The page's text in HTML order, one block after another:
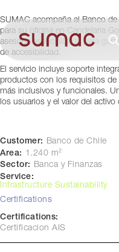
SUMAC acompaña al Banco
para su oficina en Candelaria
asesoría especializada para
de accesibilidad.
El servicio incluye soporte
productos con los requisitos
más inclusivos y funcionales.
los usuarios y el valor del activo
Customer: Banco de Chile
Area: 1.240 m²
Sector: Banca y Finanzas
Service:
Infrastructure Sustainability
Certifications
Certifications:
Certificacion AIS